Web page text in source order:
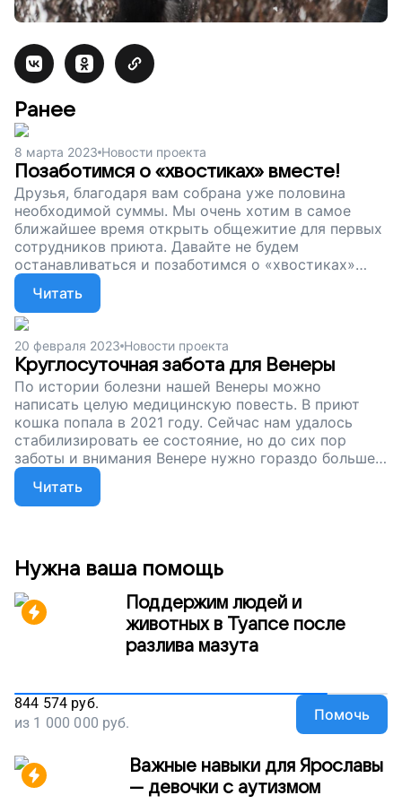
Ранее
8 марта 2023 Новости проекта
Позаботимся о «хвостиках» вместе!
Друзья, благодаря вам собрана уже половина
необходимой суммы. Мы очень хотим в самое
ближайшее время открыть общежитие для первых
сотрудников приюта. Давайте не будем
останавливаться и позаботимся о «хвостиках»
вместе. Поддержите наш проект!
Читать
20 февраля 2023 Новости проекта
Круглосуточная забота для Венеры
По истории болезни нашей Венеры можно
написать целую медицинскую повесть. В приют
кошка попала в 2021 году. Сейчас нам удалось
стабилизировать ее состояние, но до сих пор
заботы и внимания Венере нужно гораздо больше,
чем другим хвостатым пациентам. Чтобы наши
сотрудники могли заботиться о «хвостиках» с
непростыми диагнозами, мы построили
Давайте позаботимся о Венере и ее друзьях
вместе!
Читать
Нужна ваша помощь
Поддержим людей и
животных в Туапсе после
разлива мазута
844 574 руб.
из 1 000 000 руб. Помочь
Важные навыки для Ярославы
— девочки с аутизмом